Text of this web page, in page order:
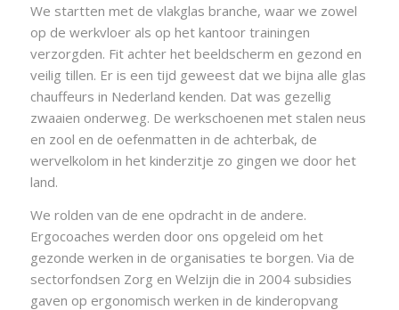
We startten met de vlakglas branche, waar we zowel
op de werkvloer als op het kantoor trainingen
verzorgden. Fit achter het beeldscherm en gezond en
veilig tillen. Er is een tijd geweest dat we bijna alle glas
chauffeurs in Nederland kenden. Dat was gezellig
zwaaien onderweg. De werkschoenen met stalen neus
en zool en de oefenmatten in de achterbak, de
wervelkolom in het kinderzitje zo gingen we door het
land.
We rolden van de ene opdracht in de andere.
Ergocoaches werden door ons opgeleid om het
gezonde werken in de organisaties te borgen. Via de
sectorfondsen Zorg en Welzijn die in 2004 subsidies
gaven op ergonomisch werken in de kinderopvang